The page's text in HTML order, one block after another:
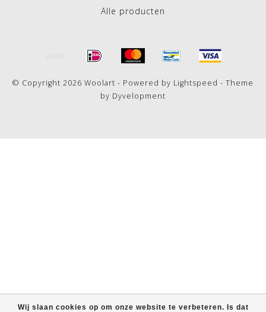
Wij slaan cookies op om onze website te verbeteren. Is dat
Alle producten
© Copyright 2026 Woolart - Powered by Lightspeed - Theme
by Dyvelopment